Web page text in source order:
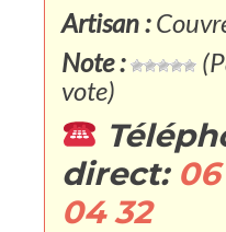
Artisan :
Note :
vote)
direct: 06
04 32